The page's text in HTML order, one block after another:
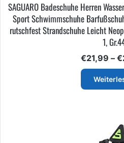
SAGUARO Badeschuhe Herren
Sport Schwimmschuhe
rutschfest Strandschuhe Leicht
1,
€21,99 – €